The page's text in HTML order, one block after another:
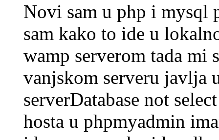
Novi sam u php i mysql
sam kako to ide u
wamp serverom tada mi
vanjskom serveru javlja
serverDatabase not
hosta u phpmyadmin